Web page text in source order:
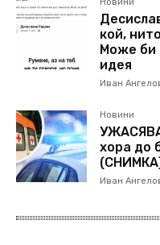
Новини
кой,
Може
идея
Иван
Новини
хора до
Иван